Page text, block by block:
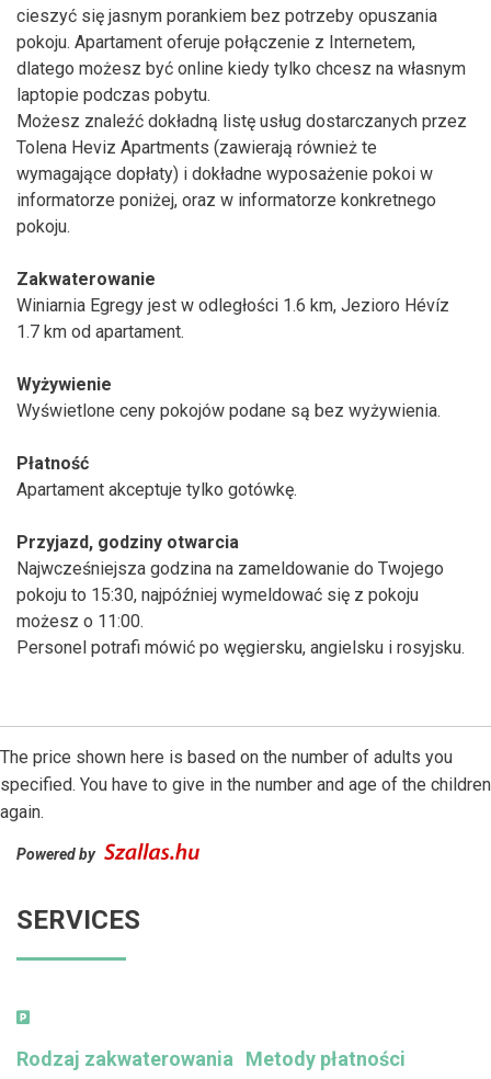
cieszyć się jasnym porankiem bez potrzeby opuszania
pokoju. Apartament oferuje połączenie z Internetem,
dlatego możesz być online kiedy tylko chcesz na własnym
laptopie podczas pobytu.
Możesz znaleźć dokładną listę usług dostarczanych przez
Tolena Heviz Apartments (zawierają również te
wymagające dopłaty) i dokładne wyposażenie pokoi w
informatorze poniżej, oraz w informatorze konkretnego
pokoju.
Zakwaterowanie
Winiarnia Egregy jest w odległości 1.6 km, Jezioro Hévíz
1.7 km od apartament.
Wyżywienie
Wyświetlone ceny pokojów podane są bez wyżywienia.
Płatność
Apartament akceptuje tylko gotówkę.
Przyjazd, godziny otwarcia
Najwcześniejsza godzina na zameldowanie do Twojego
pokoju to 15:30, najpóźniej wymeldować się z pokoju
możesz o 11:00.
Personel potrafi mówić po węgiersku, angielsku i rosyjsku.
The price shown here is based on the number of adults you
specified. You have to give in the number and age of the children
again.
Powered by
SERVICES
Rodzaj zakwaterowania Metody płatności